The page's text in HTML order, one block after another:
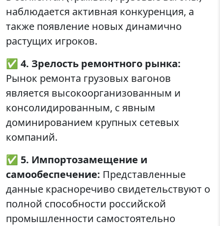
наблюдается активная конкуренция, а
также появление новых динамично
растущих игроков.
✅ 4. Зрелость ремонтного рынка:
Рынок ремонта грузовых вагонов
является высокоорганизованным и
консолидированным, с явным
доминированием крупных сетевых
компаний.
✅ 5. Импортозамещение и
самообеспечение: Представленные
данные красноречиво свидетельствуют о
полной способности российской
промышленности самостоятельно